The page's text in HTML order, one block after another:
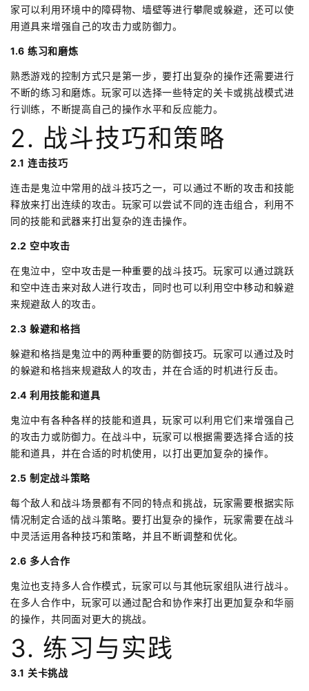
家可以利用环境中的障碍物、墙壁等进行攀爬或躲避，还可以使
用道具来增强自己的攻击力或防御力。
1.6 练习和磨炼
熟悉游戏的控制方式只是第一步，要打出复杂的操作还需要进行
不断的练习和磨炼。玩家可以选择一些特定的关卡或挑战模式进
行训练，不断提高自己的操作水平和反应能力。
2. 战斗技巧和策略
2.1 连击技巧
连击是鬼泣中常用的战斗技巧之一，可以通过不断的攻击和技能
释放来打出连续的攻击。玩家可以尝试不同的连击组合，利用不
同的技能和武器来打出复杂的连击操作。
2.2 空中攻击
在鬼泣中，空中攻击是一种重要的战斗技巧。玩家可以通过跳跃
和空中连击来对敌人进行攻击，同时也可以利用空中移动和躲避
来规避敌人的攻击。
2.3 躲避和格挡
躲避和格挡是鬼泣中的两种重要的防御技巧。玩家可以通过及时
的躲避和格挡来规避敌人的攻击，并在合适的时机进行反击。
2.4 利用技能和道具
鬼泣中有各种各样的技能和道具，玩家可以利用它们来增强自己
的攻击力或防御力。在战斗中，玩家可以根据需要选择合适的技
能和道具，并在合适的时机使用，以打出更加复杂的操作。
2.5 制定战斗策略
每个敌人和战斗场景都有不同的特点和挑战，玩家需要根据实际
情况制定合适的战斗策略。要打出复杂的操作，玩家需要在战斗
中灵活运用各种技巧和策略，并且不断调整和优化。
2.6 多人合作
鬼泣也支持多人合作模式，玩家可以与其他玩家组队进行战斗。
在多人合作中，玩家可以通过配合和协作来打出更加复杂和华丽
的操作，共同面对更大的挑战。
3. 练习与实践
3.1 关卡挑战